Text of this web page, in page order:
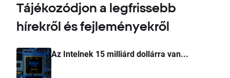
Tájékozódjon a legfrissebb
hírekről és fejleményekről
Az Intelnek 15 milliárd dollárra van...